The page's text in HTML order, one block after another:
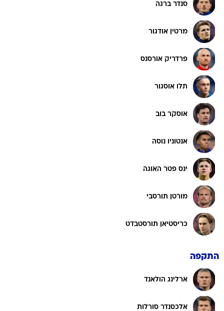
סנדר ברגה
מרטין אודגור
פרדריק אורסנס
תלו אוסגור
אוסקר בוב
אנטוניו נוסה
ינס פטר האוגה
מורטן תורסבי
כריסטיאן תורסטבדט
התקפה
ארלינג הולאנד
אלכסנדר סורלות